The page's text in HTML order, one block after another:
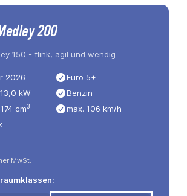
200
150 - flink, agil und wendig
2026
kW
cm3
Euro 5+
Benzin
max. 106 km/h
MwSt.